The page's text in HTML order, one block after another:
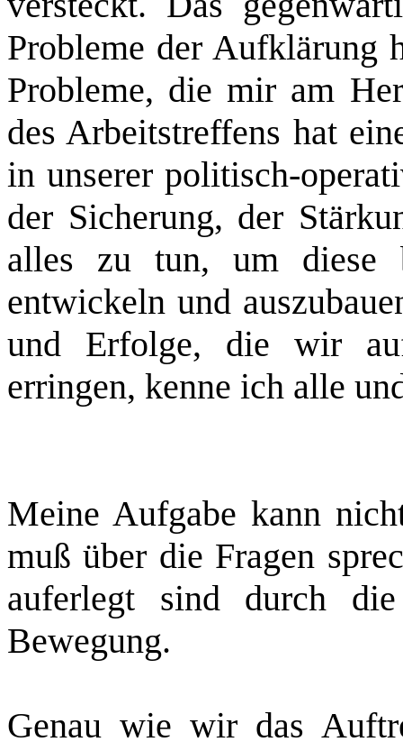
Probleme der Aufklärung
Probleme, die mir am
des Arbeitstreffens hat
in unserer
der Sicherung, der
alles zu tun, um diese
entwickeln und
und Erfolge, die wir
erringen, kenne ich alle
Meine Aufgabe kann
muß über die Fragen
auferlegt sind durch
Bewegung.
Genau wie wir das